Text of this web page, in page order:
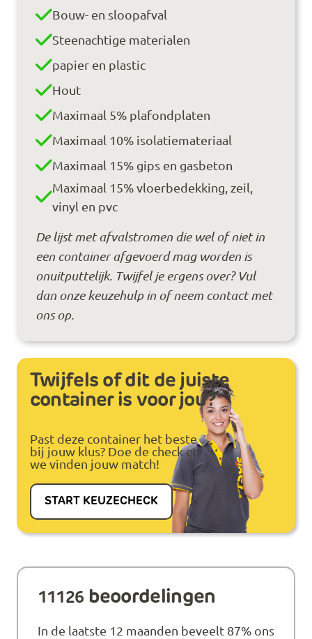
Bouw- en sloopafval
Steenachtige materialen
papier en plastic
Hout
Maximaal 5% plafondplaten
Maximaal 10% isolatiemateriaal
Maximaal 15% gips en gasbeton
Maximaal 15% vloerbedekking, zeil,
vinyl en pvc
De lijst met afvalstromen die wel of niet in
een container afgevoerd mag worden is
onuitputtelijk. Twijfel je ergens over? Vul
dan onze keuzehulp in of neem contact met
ons op.
Twijfels of dit de juiste
container is voor jou?
Past deze container het beste
bij jouw klus? Doe de check en
we vinden jouw match!
START KEUZECHECK
11126 beoordelingen
In de laatste 12 maanden beveelt 87% ons